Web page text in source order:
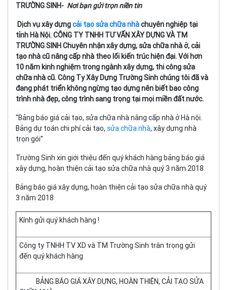
TRƯỜNG SINH- Nơi bạn gửi trọn niền tin
Dịch vụ xây dựngcải tạo sửa chữa nhàchuyên nghiệp tại
tỉnh Hà Nội. CÔNG TY TNHH TƯ VẤN XÂY DỰNG VÀ TM
TRƯỜNG SINH Chuyên nhận xây dựng, sửa chữa nhà ở, cải
tạo nhà cũ nâng cấp nhà theo lối kiến trúc hiện đại. Với hơn
10 năm kinh nghiệm trong ngành xây dựng, thi công sửa
chữa nhà cũ. Công Ty Xây Dựng Trường Sinh chúng tôi đã và
đang phát triển không ngừng tạo dựng nên biết bao công
trình nhà đẹp, công trình sang trọng tại mọi miền đất nước.
''Bảng báo giá cải tạo, sửa chữa nhà nâng cấp nhà ở Hà nội.
Bảng dự toán chi phí cải tạo, sửa chữa nhà, xây dựng nhà
trọn gói''
Trường Sinh xin giới thiệu đến quý khách hàng bảng báo giá
xây dựng, hoàn thiện cải tạo sửa chữa nhà quý 3 năm 2018.
Bảng báo giá xây dựng, hoàn thiện cải tạo sửa chữa nhà quý
3 năm 2018
Kính gửi quý khách hàng !
Công ty TNHH TV XD và TM Trường Sinh trân trọng gửi
đến quý khách hàng
BẢNG BÁO GIÁ XÂY DỰNG, HOÀN THIỆN, CẢI TẠO SỬA